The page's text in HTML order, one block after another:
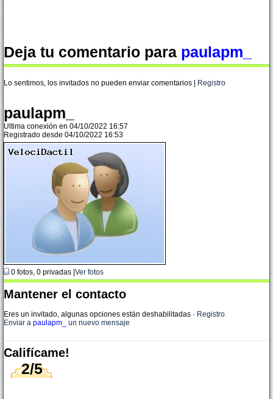
Deja tu comentario para paulapm_
Lo sentimos, los invitados no pueden enviar comentarios | Registro
paulapm_
Ultima conexión en 04/10/2022 16:57
Registrado desde 04/10/2022 16:53
0 fotos, 0 privadas | Ver fotos
Mantener el contacto
Eres un invitado, algunas opciones están deshabilitadas · Registro
Enviar a paulapm_ un nuevo mensaje
Califícame!
2/5